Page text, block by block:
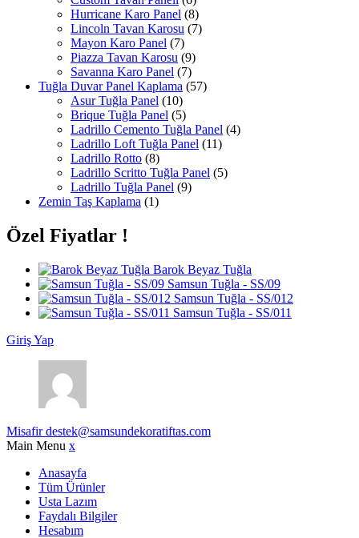
Hurricane Karo Panel (8)
Lincoln Tavan Karosu (7)
Mayon Karo Panel (7)
Piazza Tavan Karosu (9)
Savanna Karo Panel (7)
Tuğla Duvar Panel Kaplama (57)
Asur Tuğla Panel (10)
Brique Tuğla Panel (5)
Ladrillo Cemento Tuğla Panel (4)
Ladrillo Loft Tuğla Panel (11)
Ladrillo Rotto (8)
Ladrillo Scritto Tuğla Panel (5)
Ladrillo Tuğla Panel (9)
Zemin Taş Kaplama (1)
Özel Fiyatlar !
Barok Beyaz Tuğla
Samsun Tuğla - SS/09
Samsun Tuğla - SS/012
Samsun Tuğla - SS/011
Giriş Yap
Misafirdestek@samsundekoratiftas.com
Main Menu x
Anasayfa
Tüm Ürünler
Usta Lazım
Faydalı Bilgiler
Hesabım